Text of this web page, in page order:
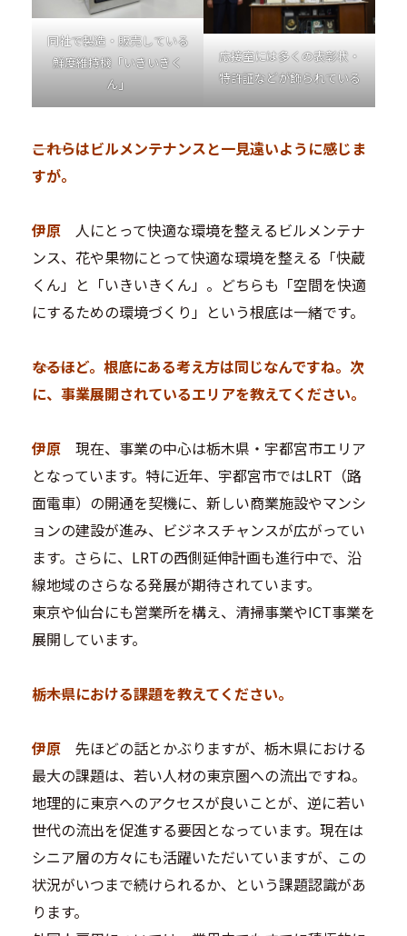
同社で製造・販売している
鮮度維持機「いきいきく
ん」
応接室には多くの表彰状・
特許証などが飾られている
―――これらはビルメンテナンスと一見遠いように感じま
すが。
伊原 人にとって快適な環境を整えるビルメンテナ
ンス、花や果物にとって快適な環境を整える「快蔵
くん」と「いきいきくん」。どちらも「空間を快適
にするための環境づくり」という根底は一緒です。
―――なるほど。根底にある考え方は同じなんですね。次
に、事業展開されているエリアを教えてください。
伊原 現在、事業の中心は栃木県・宇都宮市エリア
となっています。特に近年、宇都宮市ではLRT（路
面電車）の開通を契機に、新しい商業施設やマンシ
ョンの建設が進み、ビジネスチャンスが広がってい
ます。さらに、LRTの西側延伸計画も進行中で、沿
線地域のさらなる発展が期待されています。
東京や仙台にも営業所を構え、清掃事業やICT事業を
展開しています。
―――栃木県における課題を教えてください。
伊原 先ほどの話とかぶりますが、栃木県における
最大の課題は、若い人材の東京圏への流出ですね。
地理的に東京へのアクセスが良いことが、逆に若い
世代の流出を促進する要因となっています。現在は
シニア層の方々にも活躍いただいていますが、この
状況がいつまで続けられるか、という課題認識があ
ります。